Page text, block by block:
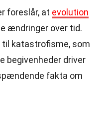
foreslår, at evolution
ændringer over tid.
katastrofisme, som
begivenheder driver
fakta om